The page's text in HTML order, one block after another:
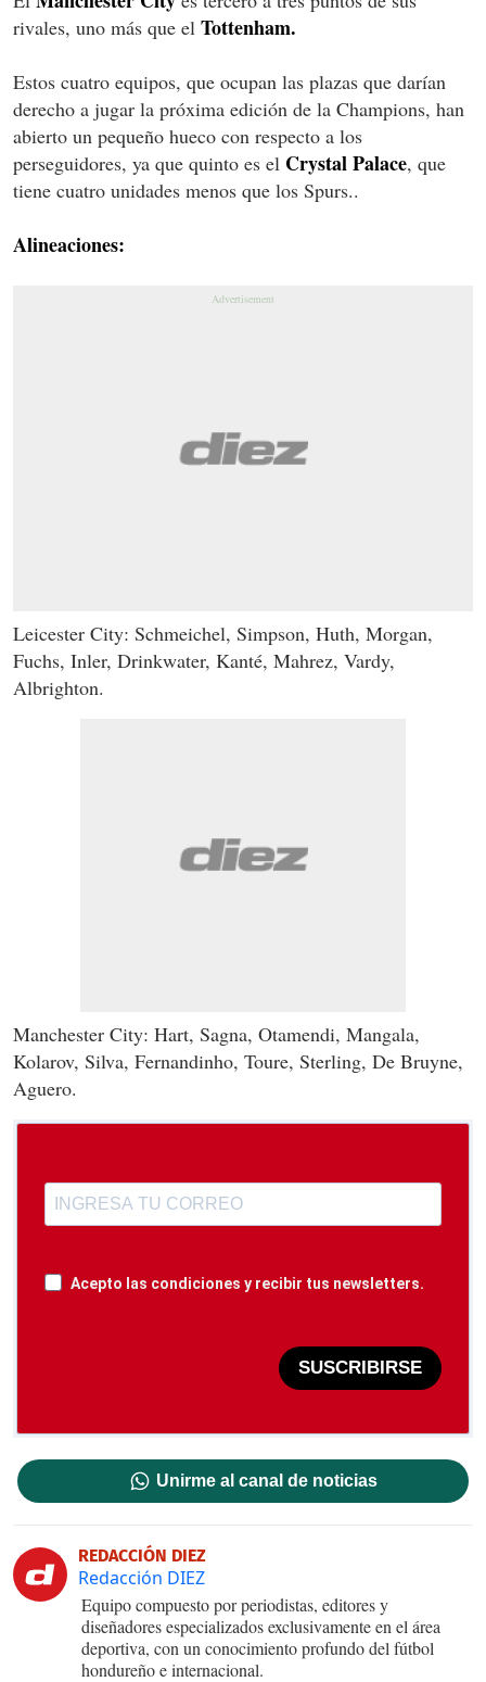
rivales, uno más que el Tottenham.
Estos cuatro equipos, que ocupan las plazas que darían
derecho a jugar la próxima edición de la Champions, han
abierto un pequeño hueco con respecto a los
perseguidores, ya que quinto es el Crystal Palace, que
tiene cuatro unidades menos que los Spurs..
Alineaciones:
Leicester City: Schmeichel, Simpson, Huth, Morgan,
Fuchs, Inler, Drinkwater, Kanté, Mahrez, Vardy,
Albrighton.
Manchester City: Hart, Sagna, Otamendi, Mangala,
Kolarov, Silva, Fernandinho, Toure, Sterling, De Bruyne,
Aguero.
Acepto las condiciones y recibir tus newsletters.
SUSCRIBIRSE
Unirme al canal de noticias
REDACCIÓN DIEZ
Redacción DIEZ
Equipo compuesto por periodistas, editores y
diseñadores especializados exclusivamente en el área
deportiva, con un conocimiento profundo del fútbol
hondureño e internacional.